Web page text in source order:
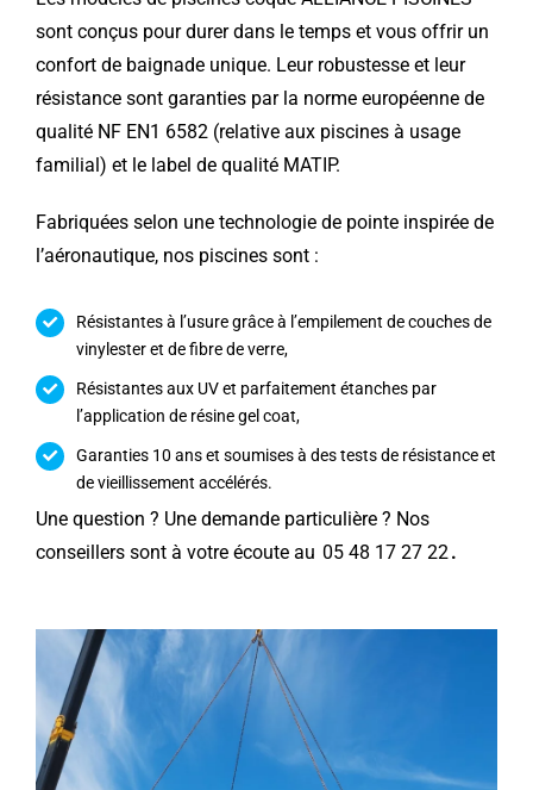
sont conçus pour durer dans le temps et vous offrir un
confort de baignade unique. Leur robustesse et leur
résistance sont garanties par la norme européenne de
qualité NF EN1 6582 (relative aux piscines à usage
familial) et le label de qualité MATIP.
Fabriquées selon une technologie de pointe inspirée de
l’aéronautique, nos piscines sont :
Résistantes à l’usure grâce à l’empilement de couches de
vinylester et de fibre de verre,
Résistantes aux UV et parfaitement étanches par
l’application de résine gel coat,
Garanties 10 ans et soumises à des tests de résistance et
de vieillissement accélérés.
Une question ? Une demande particulière ? Nos
conseillers sont à votre écoute au 05 48 17 27 22 .